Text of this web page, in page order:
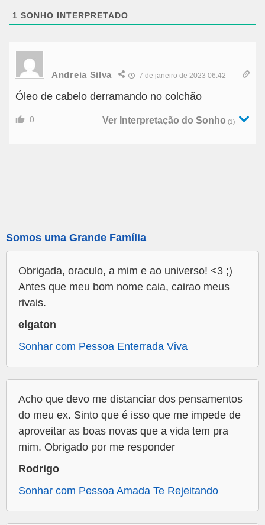
1 SONHO INTERPRETADO
Andreia Silva 7 de janeiro de 2023 06:42
Óleo de cabelo derramando no colchão
0 Ver Interpretação do Sonho (1)
Somos uma Grande Família
Obrigada, oraculo, a mim e ao universo! <3 ;)
Antes que meu bom nome caia, cairao meus
rivais.
elgaton
Sonhar com Pessoa Enterrada Viva
Acho que devo me distanciar dos pensamentos
do meu ex. Sinto que é isso que me impede de
aproveitar as boas novas que a vida tem pra
mim. Obrigado por me responder
Rodrigo
Sonhar com Pessoa Amada Te Rejeitando